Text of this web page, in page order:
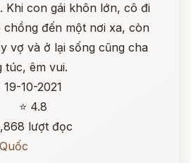
Khi con gái khôn lớn, cô đi
chồng đến một nơi xa, còn
vợ và ở lại sống cũng cha
túc, êm vui.
19-10-2021
⭐ 4.8
lượt đọc